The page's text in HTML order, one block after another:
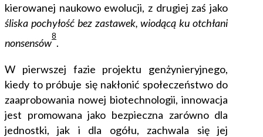
kierowanej naukowo ewolucji, z drugiej zaś jako
śliska pochyłość bez zastawek, wiodącą ku otchłani
nonsensów
8
.
W pierwszej fazie projektu genżynieryjnego,
kiedy to próbuje się nakłonić społeczeństwo do
zaaprobowania nowej biotechnologii, innowacja
jest promowana jako bezpieczna zarówno dla
jednostki, jak i dla ogółu, zachwala się jej